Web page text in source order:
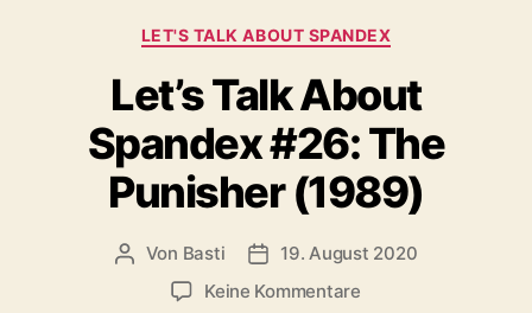
Kategorien
LET'S TALK ABOUT SPANDEX
Let’s Talk About
Spandex #26: The
Punisher (1989)
Beitragsautor
Von Basti Veröffentlichungsdatum
19. August 2020
Keine Kommentarezu